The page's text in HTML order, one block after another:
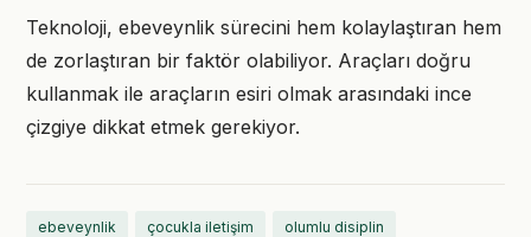
Teknoloji, ebeveynlik sürecini hem kolaylaştıran hem
de zorlaştıran bir faktör olabiliyor. Araçları doğru
kullanmak ile araçların esiri olmak arasındaki ince
çizgiye dikkat etmek gerekiyor.
ebeveynlik çocukla iletişim olumlu disiplin